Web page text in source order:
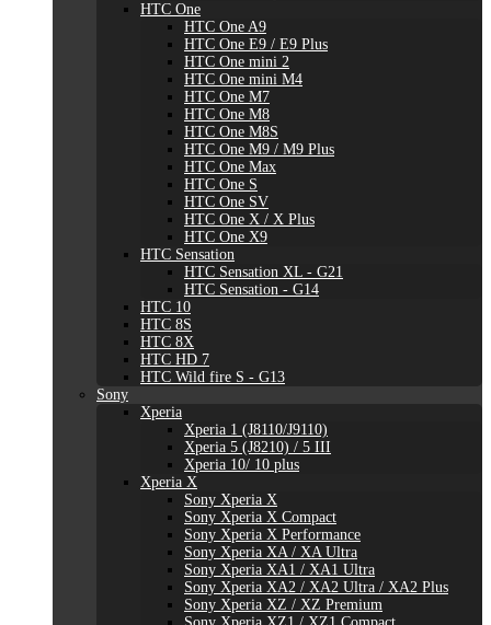
HTC One
HTC One A9
HTC One E9 / E9 Plus
HTC One mini 2
HTC One mini M4
HTC One M7
HTC One M8
HTC One M8S
HTC One M9 / M9 Plus
HTC One Max
HTC One S
HTC One SV
HTC One X / X Plus
HTC One X9
HTC Sensation
HTC Sensation XL - G21
HTC Sensation - G14
HTC 10
HTC 8S
HTC 8X
HTC HD 7
HTC Wild fire S - G13
Sony
Xperia
Xperia 1 (J8110/J9110)
Xperia 5 (J8210) / 5 III
Xperia 10/ 10 plus
Xperia X
Sony Xperia X
Sony Xperia X Compact
Sony Xperia X Performance
Sony Xperia XA / XA Ultra
Sony Xperia XA1 / XA1 Ultra
Sony Xperia XA2 / XA2 Ultra / XA2 Plus
Sony Xperia XZ / XZ Premium